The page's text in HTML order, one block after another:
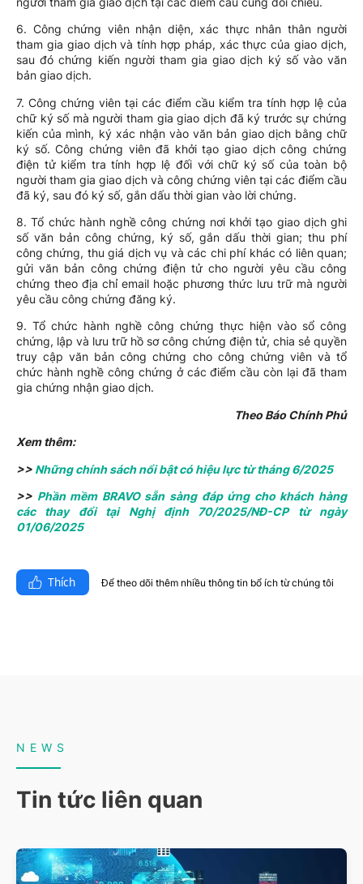
6. Công chứng viên nhận diện, xác thực nhân thân người
tham gia giao dịch và tính hợp pháp, xác thực của giao dịch,
sau đó chứng kiến người tham gia giao dịch ký số vào văn
bản giao dịch.
7. Công chứng viên tại các điểm cầu kiểm tra tính hợp lệ của
chữ ký số mà người tham gia giao dịch đã ký trước sự chứng
kiến của mình, ký xác nhận vào văn bản giao dịch bằng chữ
ký số. Công chứng viên đã khởi tạo giao dịch công chứng
điện tử kiểm tra tính hợp lệ đối với chữ ký số của toàn bộ
người tham gia giao dịch và công chứng viên tại các điểm cầu
đã ký, sau đó ký số, gắn dấu thời gian vào lời chứng.
8. Tổ chức hành nghề công chứng nơi khởi tạo giao dịch ghi
số văn bản công chứng, ký số, gắn dấu thời gian; thu phí
công chứng, thu giá dịch vụ và các chi phí khác có liên quan;
gửi văn bản công chứng điện tử cho người yêu cầu công
chứng theo địa chỉ email hoặc phương thức lưu trữ mà người
yêu cầu công chứng đăng ký.
9. Tổ chức hành nghề công chứng thực hiện vào sổ công
chứng, lập và lưu trữ hồ sơ công chứng điện tử, chia sẻ quyền
truy cập văn bản công chứng cho công chứng viên và tổ
chức hành nghề công chứng ở các điểm cầu còn lại đã tham
gia chứng nhận giao dịch.
Theo Báo Chính Phủ
Xem thêm:
>> Những chính sách nổi bật có hiệu lực từ tháng 6/2025
>> Phần mềm BRAVO sẵn sàng đáp ứng cho khách hàng
các thay đổi tại Nghị định 70/2025/NĐ-CP từ ngày
01/06/2025
Thích Để theo dõi thêm nhiều thông tin bổ ích từ chúng tôi​
NEWS
Tin tức liên quan